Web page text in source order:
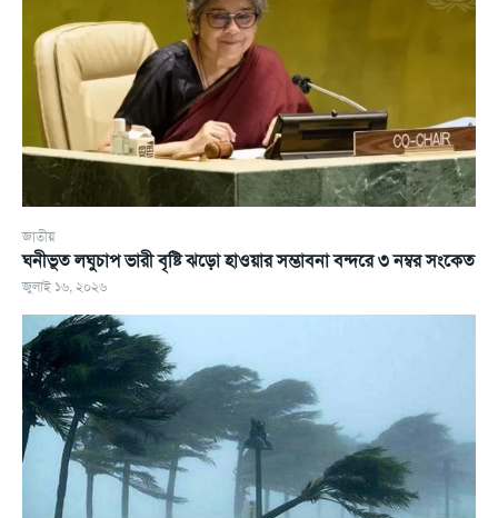
জাতীয়
ঘনীভূত লঘুচাপ ভারী বৃষ্টি ঝড়ো হাওয়ার সম্ভাবনা বন্দরে ৩ নম্বর সংকেত
জুলাই ১৬, ২০২৬